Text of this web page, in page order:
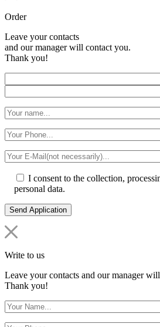
Order
Leave your contacts
and our manager will contact you.
Thank you!
I consent to the collection,
personal data.
Write to us
Leave your contacts and our manager
Thank you!